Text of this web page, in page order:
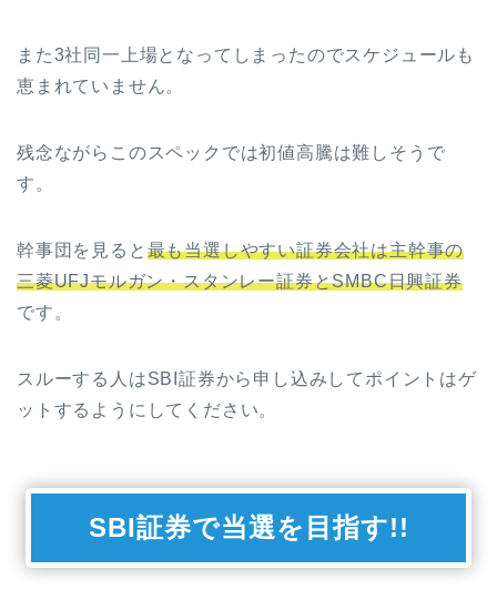
また3社同一上場となってしまったのでスケジュールも
恵まれていません。
残念ながらこのスペックでは初値高騰は難しそうで
す。
幹事団を見ると 最も当選しやすい証券会社は主幹事の
三菱UFJモルガン・スタンレー証券とSMBC日興証券
です。
スルーする人はSBI証券から申し込みしてポイントはゲ
ットするようにしてください。
SBI証券で当選を目指す!!